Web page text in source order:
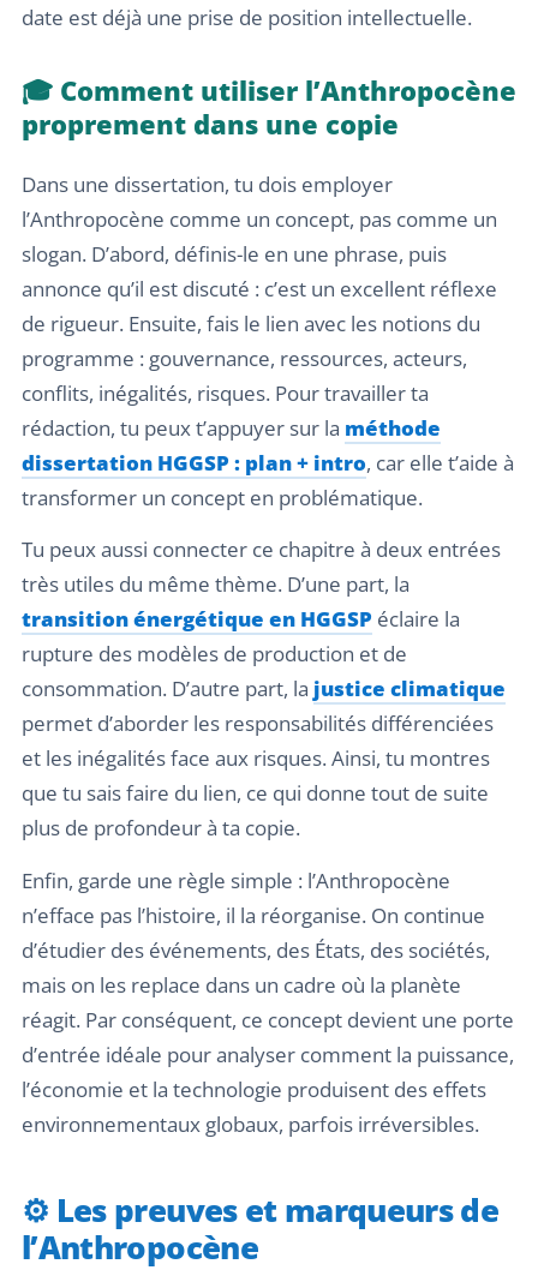
date est déjà une prise de position intellectuelle.
🎓 Comment utiliser l’Anthropocène
proprement dans une copie
Dans une dissertation, tu dois employer
l’Anthropocène comme un concept, pas comme un
slogan. D’abord, définis-le en une phrase, puis
annonce qu’il est discuté : c’est un excellent réflexe
de rigueur. Ensuite, fais le lien avec les notions du
programme : gouvernance, ressources, acteurs,
conflits, inégalités, risques. Pour travailler ta
rédaction, tu peux t’appuyer sur la méthode
dissertation HGGSP : plan + intro, car elle t’aide à
transformer un concept en problématique.
Tu peux aussi connecter ce chapitre à deux entrées
très utiles du même thème. D’une part, la
transition énergétique en HGGSP éclaire la
rupture des modèles de production et de
consommation. D’autre part, la justice climatique
permet d’aborder les responsabilités différenciées
et les inégalités face aux risques. Ainsi, tu montres
que tu sais faire du lien, ce qui donne tout de suite
plus de profondeur à ta copie.
Enfin, garde une règle simple : l’Anthropocène
n’efface pas l’histoire, il la réorganise. On continue
d’étudier des événements, des États, des sociétés,
mais on les replace dans un cadre où la planète
réagit. Par conséquent, ce concept devient une porte
d’entrée idéale pour analyser comment la puissance,
l’économie et la technologie produisent des effets
environnementaux globaux, parfois irréversibles.
⚙️ Les preuves et marqueurs de
l’Anthropocène